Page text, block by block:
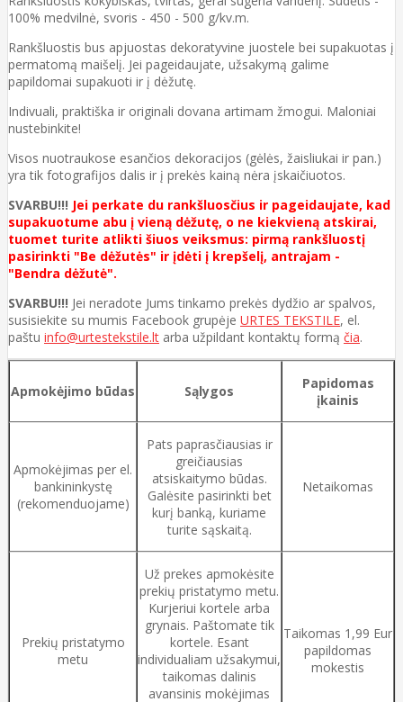
100% medvilnė, svoris - 450 - 500 g/kv.m.
Rankšluostis bus apjuostas dekoratyvine juostele bei supakuotas į
permatomą maišelį. Jei pageidaujate, užsakymą galime
papildomai supakuoti ir į dėžutę.
Indivuali, praktiška ir originali dovana artimam žmogui. Maloniai
nustebinkite!
Visos nuotraukose esančios dekoracijos (gėlės, žaisliukai ir pan.)
yra tik fotografijos dalis ir į prekės kainą nėra įskaičiuotos.
SVARBU!!! Jei perkate du rankšluosčius ir pageidaujate, kad
supakuotume abu į vieną dėžutę, o ne kiekvieną atskirai,
tuomet turite atlikti šiuos veiksmus: pirmą rankšluostį
pasirinkti "Be dėžutės" ir įdėti į krepšelį, antrajam -
"Bendra dėžutė".
SVARBU!!! Jei neradote Jums tinkamo prekės dydžio ar spalvos,
susisiekite su mumis Facebook grupėje URTES TEKSTILE, el.
paštu info@urtestekstile.lt arba užpildant kontaktų formą čia.
Apmokėjimo būdas Sąlygos
Papidomas
įkainis
Apmokėjimas per el.
bankininkystę
(rekomenduojame)
Pats paprasčiausias ir
greičiausias
atsiskaitymo būdas.
Galėsite pasirinkti bet
kurį banką, kuriame
turite sąskaitą.
Netaikomas
Prekių pristatymo
metu
Už prekes apmokėsite
prekių pristatymo metu.
Kurjeriui kortele arba
grynais. Paštomate tik
kortele. Esant
individualiam užsakymui,
taikomas dalinis
avansinis mokėjimas
Taikomas 1,99 Eur
papildomas
mokestis